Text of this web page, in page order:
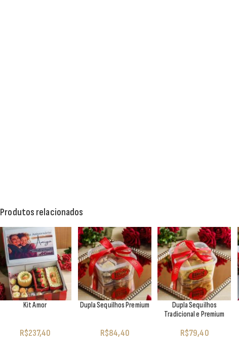
Produtos relacionados
Kit Amor
R$237,40
Dupla Sequilhos Premium
R$84,40
Dupla Sequilhos
Tradicional e Premium
R$79,40